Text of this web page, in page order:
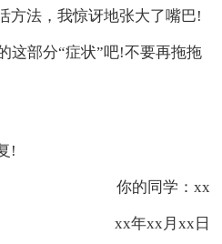
方法，我惊讶地张大了嘴巴!
这部分“症状”吧!不要再拖拖
!
你的同学：xx
xx年xx月xx日